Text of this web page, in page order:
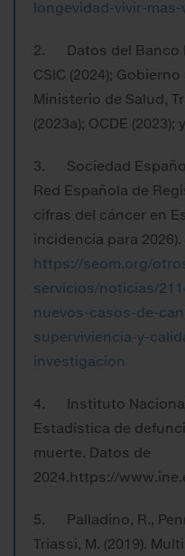
longevidad-vivir-
2. Datos del Banco
CSIC (2024);
Ministerio de Salud,
(2023a); OCDE (2023);
3. Sociedad
Red Española de
cifras del cáncer en
incidencia para 2026).
https://seom.org/
servicios/noticias/
nuevos-casos-de-
superviviencia-y-
investigacion
4. Instituto Nacional
Estadística de
muerte. Datos de
2024.https://
5. Palladino, R.,
Triassi, M. (2019).